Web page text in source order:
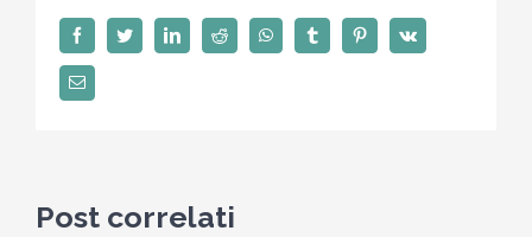
FacebookTwitterLinkedInRedditWhatsAppTumblr PinterestVk
Email
Post correlati